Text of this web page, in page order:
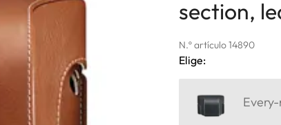
section,
N.º artículo 14890
Elige: